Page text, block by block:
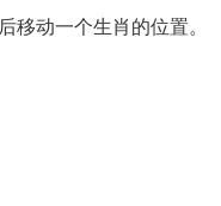
移动一个生肖的位置。